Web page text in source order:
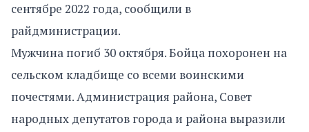
сентябре 2022 года, сообщили в
райдминистрации.
Мужчина погиб 30 октября. Бойца похоронен на
сельском кладбище со всеми воинскими
почестями. Администрация района, Совет
народных депутатов города и района выразили